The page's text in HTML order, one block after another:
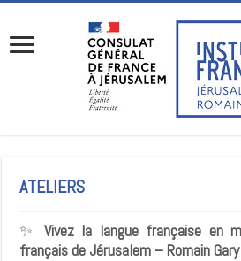
ATELIERS
✨
Vivez la langue française en
français de Jérusalem – Romain